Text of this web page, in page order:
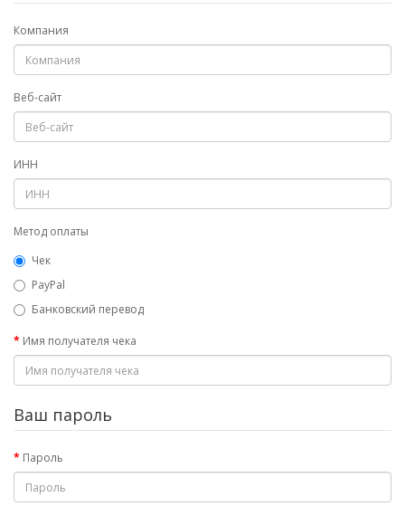
Компания
Веб-сайт
ИНН
Метод оплаты
Чек
PayPal
Банковский перевод
Имя получателя чека
Ваш пароль
Пароль